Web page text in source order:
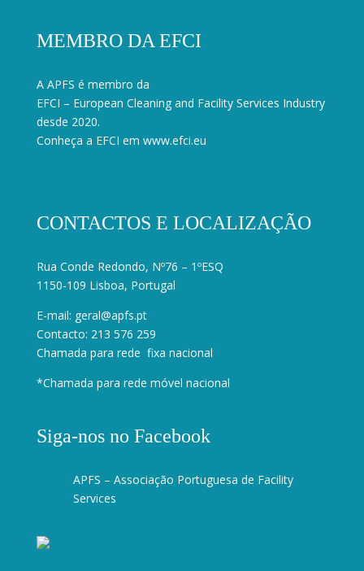
MEMBRO DA EFCI
A APFS é membro da
EFCI – European Cleaning and Facility Services Industry
desde 2020.
Conheça a EFCI em www.efci.eu
CONTACTOS E LOCALIZAÇÃO
Rua Conde Redondo, Nº76 – 1ºESQ
1150-109 Lisboa, Portugal
E-mail: geral@apfs.pt
Contacto: 213 576 259
Chamada para rede fixa nacional
*Chamada para rede móvel nacional
Siga-nos no Facebook
APFS – Associação Portuguesa de Facility
Services